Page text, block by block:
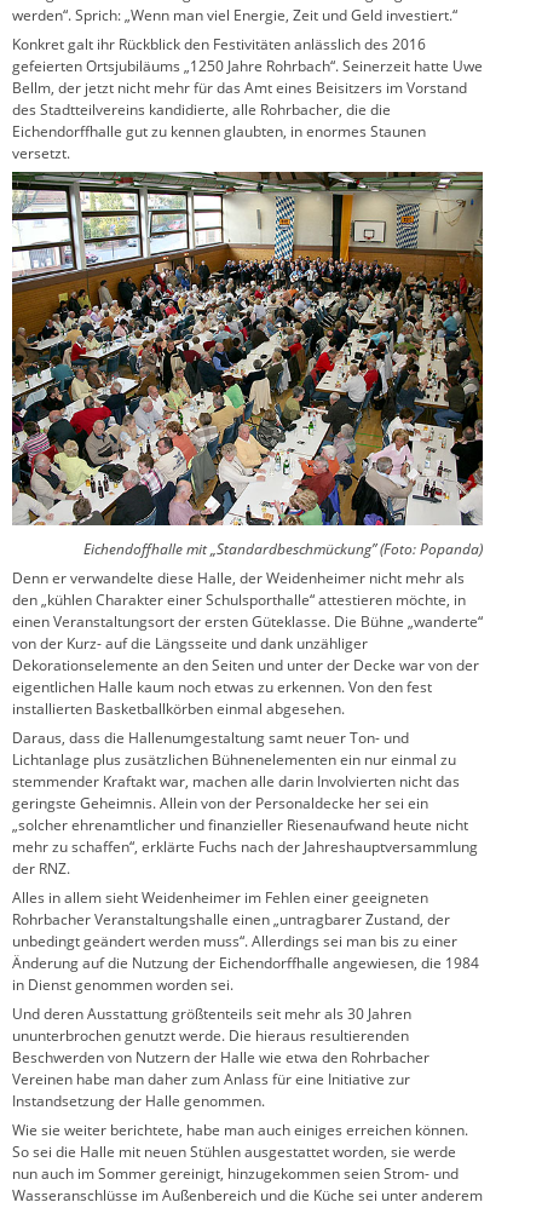
werden“. Sprich: „Wenn man viel Energie, Zeit und Geld investiert.“
Konkret galt ihr Rückblick den Festivitäten anlässlich des 2016
gefeierten Ortsjubiläums „1250 Jahre Rohrbach“. Seinerzeit hatte Uwe
Bellm, der jetzt nicht mehr für das Amt eines Beisitzers im Vorstand
des Stadtteilvereins kandidierte, alle Rohrbacher, die die
Eichendorffhalle gut zu kennen glaubten, in enormes Staunen
versetzt.
Eichendoffhalle mit „Standardbeschmückung” (Foto: Popanda)
Denn er verwandelte diese Halle, der Weidenheimer nicht mehr als
den „kühlen Charakter einer Schulsporthalle“ attestieren möchte, in
einen Veranstaltungsort der ersten Güteklasse. Die Bühne „wanderte“
von der Kurz- auf die Längsseite und dank unzähliger
Dekorationselemente an den Seiten und unter der Decke war von der
eigentlichen Halle kaum noch etwas zu erkennen. Von den fest
installierten Basketballkörben einmal abgesehen.
Daraus, dass die Hallenumgestaltung samt neuer Ton- und
Lichtanlage plus zusätzlichen Bühnenelementen ein nur einmal zu
stemmender Kraftakt war, machen alle darin Involvierten nicht das
geringste Geheimnis. Allein von der Personaldecke her sei ein
„solcher ehrenamtlicher und finanzieller Riesenaufwand heute nicht
mehr zu schaffen“, erklärte Fuchs nach der Jahreshauptversammlung
der RNZ.
Alles in allem sieht Weidenheimer im Fehlen einer geeigneten
Rohrbacher Veranstaltungshalle einen „untragbarer Zustand, der
unbedingt geändert werden muss“. Allerdings sei man bis zu einer
Änderung auf die Nutzung der Eichendorffhalle angewiesen, die 1984
in Dienst genommen worden sei.
Und deren Ausstattung größtenteils seit mehr als 30 Jahren
ununterbrochen genutzt werde. Die hieraus resultierenden
Beschwerden von Nutzern der Halle wie etwa den Rohrbacher
Vereinen habe man daher zum Anlass für eine Initiative zur
Instandsetzung der Halle genommen.
Wie sie weiter berichtete, habe man auch einiges erreichen können.
So sei die Halle mit neuen Stühlen ausgestattet worden, sie werde
nun auch im Sommer gereinigt, hinzugekommen seien Strom- und
Wasseranschlüsse im Außenbereich und die Küche sei unter anderem